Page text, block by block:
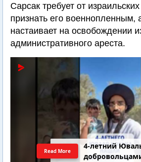
Сарсак требует от
признать его военнопленным,
настаивает на освобождении
административного ареста.
4-летний
Read More